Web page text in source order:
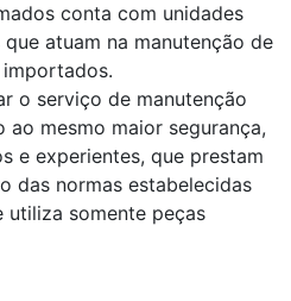
conta com unidades
atuam na manutenção de
o serviço de manutenção
mesmo maior segurança,
e experientes, que prestam
das normas estabelecidas
utiliza somente peças